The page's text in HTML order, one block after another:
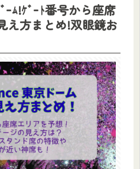
ｰﾑ!ｹﾞｰﾄ番号から座席
え方まとめ!双眼鏡お